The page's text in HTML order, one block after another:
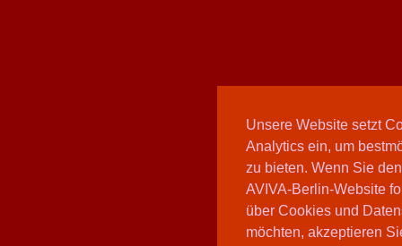
Unsere Website setzt
Analytics ein, um
zu bieten. Wenn Sie
AVIVA-Berlin-Website
über Cookies und
möchten, akzeptieren